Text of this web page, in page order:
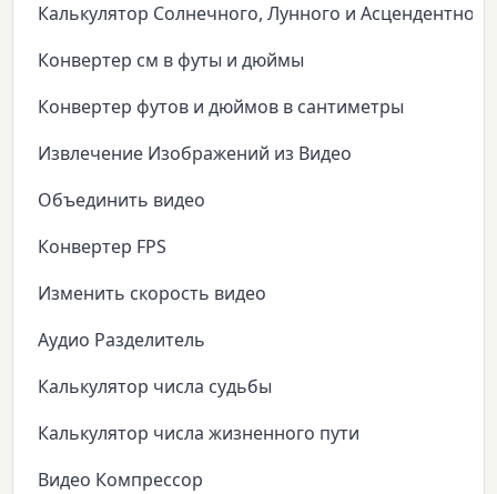
Калькулятор Солнечного, Лунного и Асцендентного
Конвертер см в футы и дюймы
Конвертер футов и дюймов в сантиметры
Извлечение Изображений из Видео
Объединить видео
Конвертер FPS
Изменить скорость видео
Аудио Разделитель
Калькулятор числа судьбы
Калькулятор числа жизненного пути
Видео Компрессор